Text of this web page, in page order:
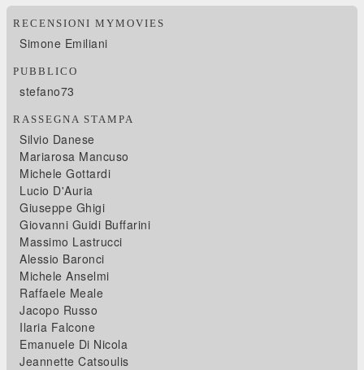
RECENSIONI MYMOVIES
Simone Emiliani
PUBBLICO
stefano73
RASSEGNA STAMPA
Silvio Danese
Mariarosa Mancuso
Michele Gottardi
Lucio D'Auria
Giuseppe Ghigi
Giovanni Guidi Buffarini
Massimo Lastrucci
Alessio Baronci
Michele Anselmi
Raffaele Meale
Jacopo Russo
Ilaria Falcone
Emanuele Di Nicola
Jeannette Catsoulis